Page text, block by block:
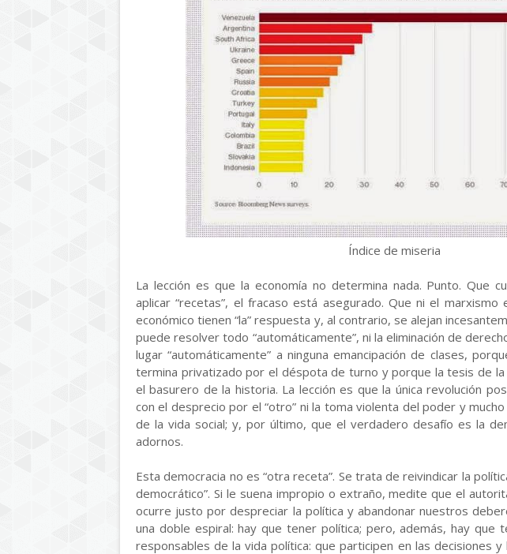
Índice de miseria
La lección es que la economía no determina nada. Punto. Que
aplicar “recetas”, el fracaso está asegurado. Que ni el marxismo
económico tienen “la” respuesta y, al contrario, se alejan
puede resolver todo “automáticamente”, ni la eliminación de
lugar “automáticamente” a ninguna emancipación de clases,
termina privatizado por el déspota de turno y porque la tesis de la
el basurero de la historia. La lección es que la única revolución
con el desprecio por el “otro” ni la toma violenta del poder y
de la vida social; y, por último, que el verdadero desafío es la
adornos.
Esta democracia no es “otra receta”. Se trata de reivindicar la
democrático”. Si le suena impropio o extraño, medite que el
ocurre justo por despreciar la política y abandonar nuestros
una doble espiral: hay que tener política; pero, además, hay que
responsables de la vida política: que participen en las decisiones